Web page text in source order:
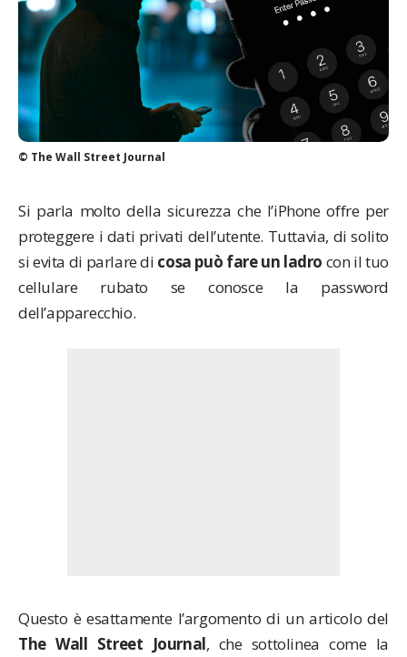
© The Wall Street Journal
Si parla molto della sicurezza che l’iPhone offre per
proteggere i dati privati dell’utente. Tuttavia, di solito
si evita di parlare di cosa può fare un ladro con il tuo
cellulare rubato se conosce la password
dell’apparecchio.
Questo è esattamente l’argomento di un articolo del
The Wall Street Journal, che sottolinea come la